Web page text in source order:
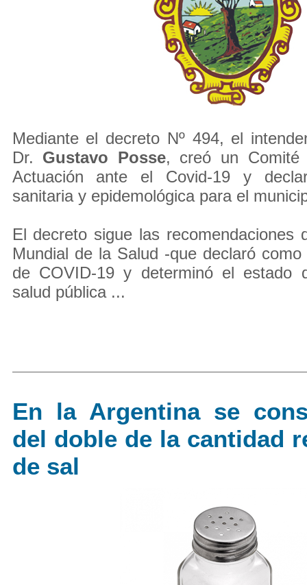
Mediante el decreto Nº 494, el
Dr. Gustavo Posse, creó un Comité
Actuación ante el Covid-19 y
sanitaria y epidemológica para el
El decreto sigue las recomendaciones
Mundial de la Salud -que declaró
de COVID-19 y determinó el estado
salud pública ...
En la Argentina se
del doble de la cantidad
de sal